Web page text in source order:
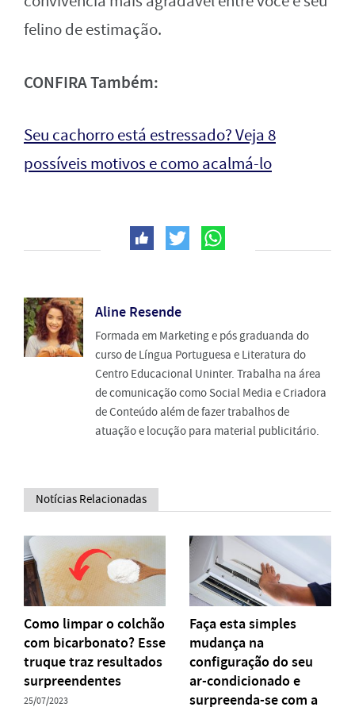
felino de estimação.
CONFIRA Também:
Seu cachorro está estressado? Veja 8
possíveis motivos e como acalmá-lo
Aline Resende
Formada em Marketing e pós graduanda do
curso de Língua Portuguesa e Literatura do
Centro Educacional Uninter. Trabalha na área
de comunicação como Social Media e Criadora
de Conteúdo além de fazer trabalhos de
atuação e locução para material publicitário.
Notícias Relacionadas
Como limpar o colchão
com bicarbonato? Esse
truque traz resultados
surpreendentes
25/07/2023
Faça esta simples
mudança na
configuração do seu
ar-condicionado e
surpreenda-se com a